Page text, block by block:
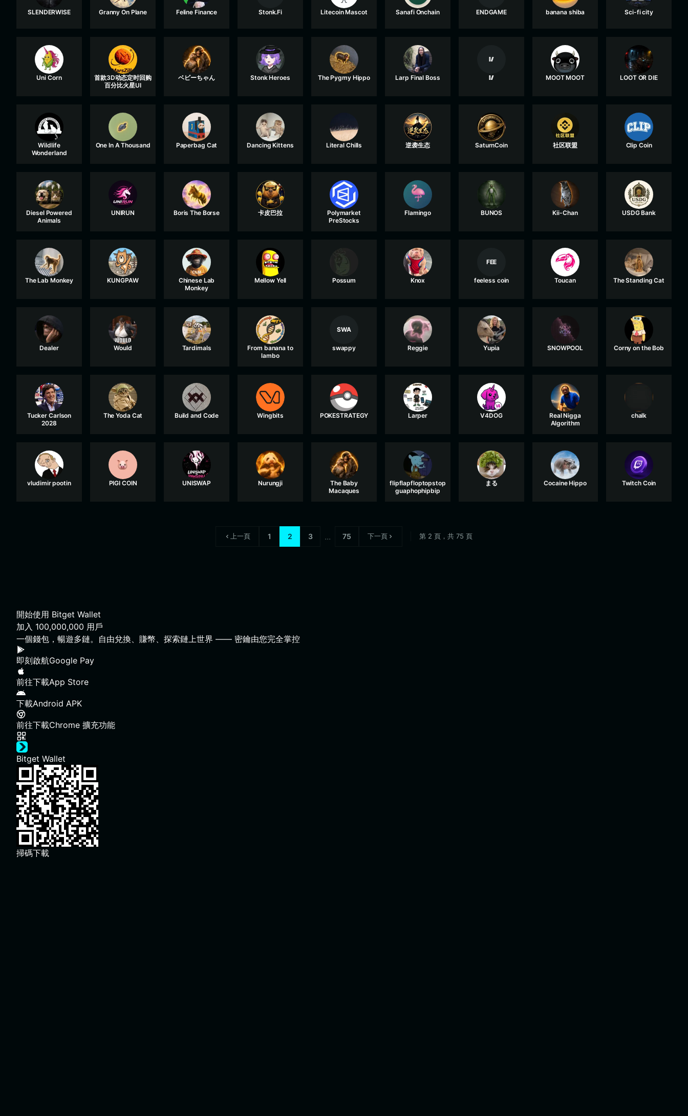
SLENDERWISE Granny On Plane Feline Finance Stonk.Fi Litecoin Mascot Sanafi Onchain ENDGAME banana shiba Sci-fi city
Uni Corn
首款3D动态定时回购
百分比火星UI
ベビーちゃん Stonk Heroes The Pygmy Hippo Larp Final Boss
🥢
🥢 MOOT MOOT LOOT OR DIE
Wildlife
Wonderland
One In A Thousand Paperbag Cat Dancing Kittens Literal Chills 逆袭生态 SaturnCoin 社区联盟 Clip Coin
Diesel Powered
Animals
UNIRUN Boris The Borse 卡皮巴拉
Polymarket
PreStocks
Flamingo BUNOS Kii-Chan USDG Bank
The Lab Monkey KUNGPAW
Chinese Lab
Monkey
Mellow Yell Possum Knox
FEE
feeless coin Toucan The Standing Cat
Dealer Would Tardimals
From banana to
lambo
SWA
swappy Reggie Yupia SNOWPOOL Corny on the Bob
Tucker Carlson
2028
The Yoda Cat Build and Code Wingbits POKESTRATEGY Larper V4DOG
Real Nigga
Algorithm
chalk
vludimir pootin PIGI COIN UNISWAP Nurungji
The Baby
Macaques
flipflapfloptopstop
guaphophipbip
まる Cocaine Hippo Twitch Coin
上一頁 1 2 3 ... 75 下一頁 第 2 頁，共 75 頁
開始使用 Bitget Wallet
加入 100,000,000 用戶
一個錢包，暢遊多鏈。自由兌換、賺幣、探索鏈上世界 —— 密鑰由您完全掌控
即刻啟航Google Pay
前往下載App Store
下載Android APK
前往下載Chrome 擴充功能
Bitget Wallet
掃碼下載